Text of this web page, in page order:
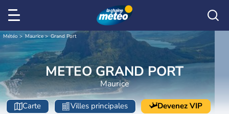
Météo Maurice Grand Port
METEO GRAND PORT
Maurice
Carte Villes principales Devenez VIP